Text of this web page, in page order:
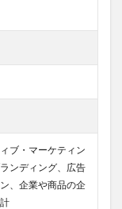
ブ・マーケティン
ンディング、広告
、企業や商品の企